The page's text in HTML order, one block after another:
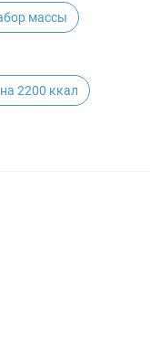
массы
2200 ккал